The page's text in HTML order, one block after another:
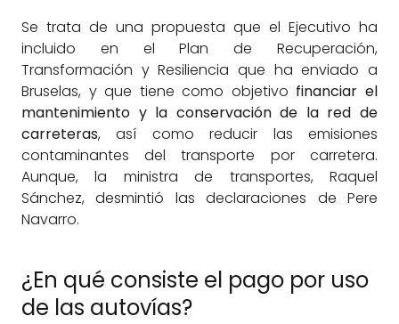
Se trata de una propuesta que el Ejecutivo ha
incluido en el Plan de Recuperación,
Transformación y Resiliencia que ha enviado a
Bruselas, y que tiene como objetivo financiar el
mantenimiento y la conservación de la red de
carreteras, así como reducir las emisiones
contaminantes del transporte por carretera.
Aunque, la ministra de transportes, Raquel
Sánchez, desmintió las declaraciones de Pere
Navarro.
¿En qué consiste el pago por uso
de las autovías?